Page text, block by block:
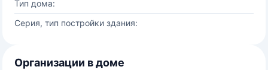
Тип дома:
Серия, тип постройки здания:
Организации в доме